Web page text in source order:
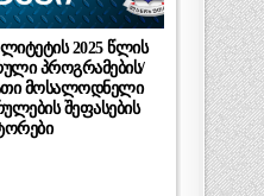
2025 წლის
პროგრამების/
მოსალოდნელი
შეფასების